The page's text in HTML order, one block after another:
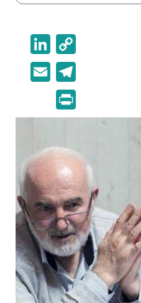
o
p
y
L
i
k
i
n
e
I
n
e
l
g
r
a
m
r
n
t